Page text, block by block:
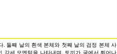
. 둘째 날의 흰색 본체와 첫째 날의 검정 본체 사
강세 모멘텀을 나타내며, 토끼가 굴에서 튀어나